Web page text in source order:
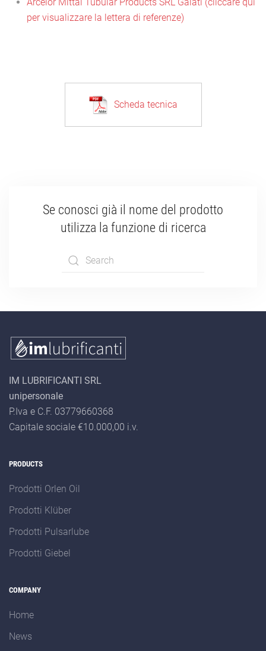
per visualizzare la lettera di referenze)
Scheda tecnica
Se conosci già il nome del prodotto
utilizza la funzione di ricerca
results.
IM LUBRIFICANTI SRL
unipersonale
P.Iva e C.F. 03779660368
Capitale sociale €10.000,00 i.v.
PRODUCTS
Prodotti Orlen Oil
Prodotti Klüber
Prodotti Pulsarlube
Prodotti Giebel
COMPANY
Home
News